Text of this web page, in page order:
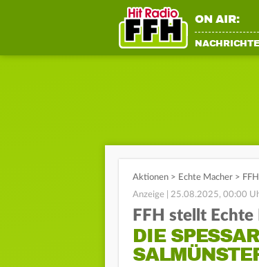
ON AIR:
Aktionen > Echte Macher >
Anzeige | 25.08.2025, 00:00
FFH stellt
DIE